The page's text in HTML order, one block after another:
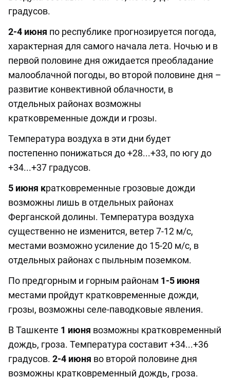
градусов.
2-4 июня по республике прогнозируется погода,
характерная для самого начала лета. Ночью и в
первой половине дня ожидается преобладание
малооблачной погоды, во второй половине дня –
развитие конвективной облачности, в
отдельных районах возможны
кратковременные дожди и грозы.
Температура воздуха в эти дни будет
постепенно понижаться до +28...+33, по югу до
+34...+37 градусов.
5 июня кратковременные грозовые дожди
возможны лишь в отдельных районах
Ферганской долины. Температура воздуха
существенно не изменится, ветер 7-12 м/с,
местами возможно усиление до 15-20 м/с, в
отдельных районах с пыльным поземком.
По предгорным и горным районам 1-5 июня
местами пройдут кратковременные дожди,
грозы, возможны селе-паводковые явления.
В Ташкенте 1 июня возможны кратковременный
дождь, гроза. Температура составит +34...+36
градусов. 2-4 июня во второй половине дня
возможны кратковременный дождь, гроза.